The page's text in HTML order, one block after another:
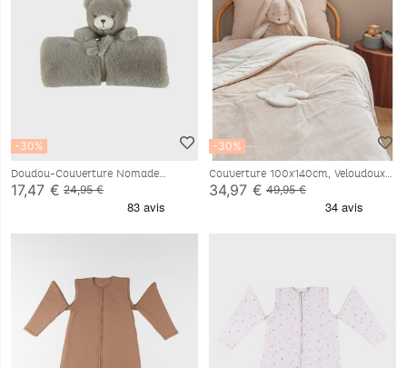
-30%
Doudou-Couverture Nomade
50x50cm - Orso
17,47 € 24,95 €
-30%
Couverture 100x140cm, Veloudoux®
- Colombe
34,97 € 49,95 €